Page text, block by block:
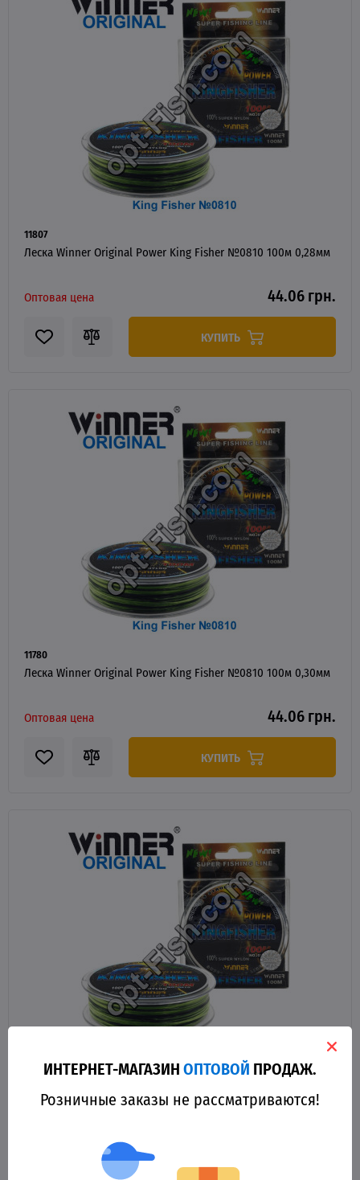
11807
Леска Winner Original Power King Fisher №0810 100м 0,28мм
Оптовая цена 44.06 грн.
КУПИТЬ
11780
Леска Winner Original Power King Fisher №0810 100м 0,30мм
Оптовая цена 44.06 грн.
КУПИТЬ
11809
Леска Winner Original Power King Fisher №0810 100м 0,32мм
ИНТЕРНЕТ-МАГАЗИНОПТОВОЙ ПРОДАЖ.
Розничные заказы не рассматриваются!